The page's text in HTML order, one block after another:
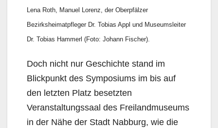
Lena Roth, Manuel Lorenz, der Oberpfälzer
Bezirksheimatpfleger Dr. Tobias Appl und Museumsleiter
Dr. Tobias Hammerl (Foto: Johann Fischer).
Doch nicht nur Geschichte stand im
Blickpunkt des Symposiums im bis auf
den letzten Platz besetzten
Veranstaltungssaal des Freilandmuseums
in der Nähe der Stadt Nabburg, wie die